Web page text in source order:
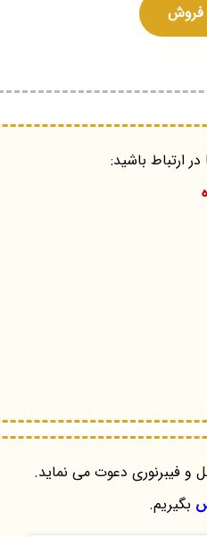
فروش
ارتباط باشید:
و فیبرنوری دعوت می نماید.
بگیریم.